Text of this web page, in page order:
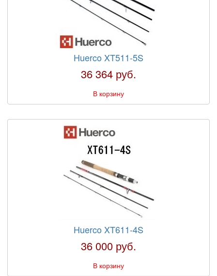
Huerco XT511-5S
36 364 руб.
В корзину
Huerco XT611-4S
36 000 руб.
В корзину